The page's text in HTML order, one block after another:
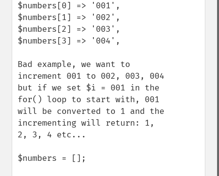
$numbers[0] => '001',
$numbers[1] => '002',
$numbers[2] => '003',
$numbers[3] => '004',
Bad example, we want to
increment 001 to 002, 003, 004
but if we set $i = 001 in the
for() loop to start with, 001
will be converted to 1 and the
incrementing will return: 1,
2, 3, 4 etc...
$numbers = [];